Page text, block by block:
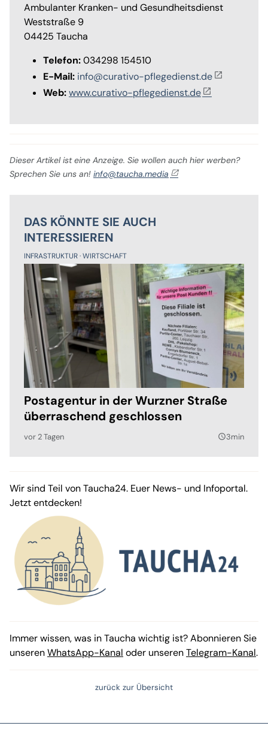
Ambulanter Kranken- und Gesundheitsdienst
Weststraße 9
04425 Taucha
Telefon:034298 154510
E-Mail: info@curativo-pflegedienst.de
Web:www.curativo-pflegedienst.de
Dieser Artikel ist eine Anzeige. Sie wollen auch hier werben?
Sprechen Sie uns an! info@taucha.media
DAS KÖNNTE SIE AUCH
INTERESSIEREN
INFRASTRUKTUR WIRTSCHAFT
Postagentur in der Wurzner Straße
überraschend geschlossen
vor 2 Tagen query_builder3min
Wir sind Teil von Taucha24. Euer News- und Infoportal.
Jetzt entdecken!
Immer wissen, was in Taucha wichtig ist? Abonnieren Sie
unserenWhatsApp-Kanal oder unserenTelegram-Kanal.
zurück zur Übersicht